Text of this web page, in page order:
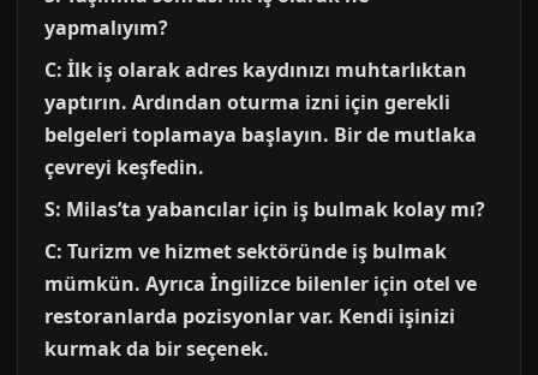
yapmalıyım?
C: İlk iş olarak adres kaydınızı muhtarlıktan
yaptırın. Ardından oturma izni için gerekli
belgeleri toplamaya başlayın. Bir de mutlaka
çevreyi keşfedin.
S: Milas’ta yabancılar için iş bulmak kolay mı?
C: Turizm ve hizmet sektöründe iş bulmak
mümkün. Ayrıca İngilizce bilenler için otel ve
restoranlarda pozisyonlar var. Kendi işinizi
kurmak da bir seçenek.